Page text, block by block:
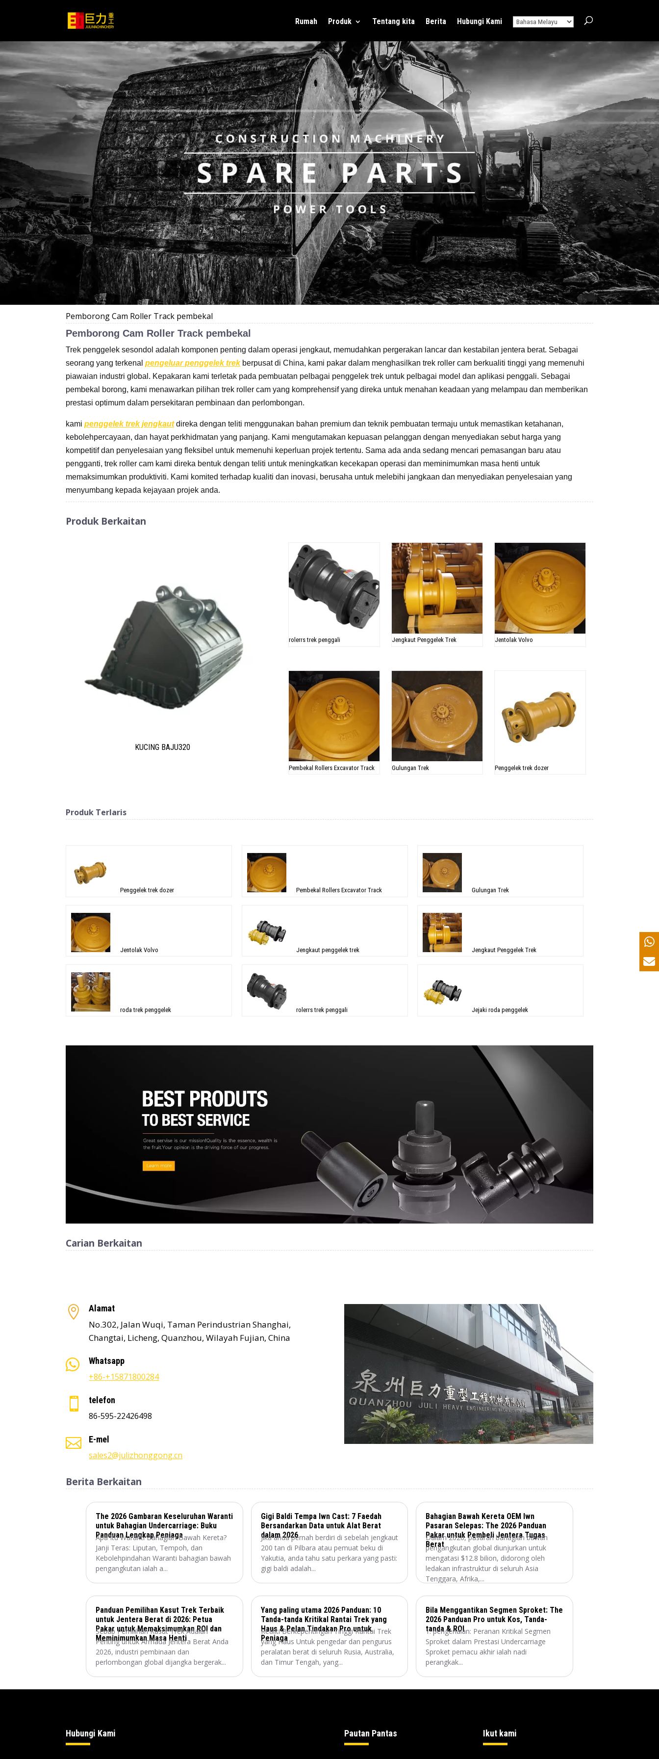
Rumah Produk Tentang kita Berita Hubungi Kami
Pemborong Cam Roller Track pembekal
Pemborong Cam Roller Track pembekal
Trek penggelek sesondol adalah komponen penting dalam operasi jengkaut, memudahkan pergerakan lancar dan kestabilan jentera berat. Sebagai
seorang yang terkenalpengeluar penggelek trekberpusat di China, kami pakar dalam menghasilkan trek roller cam berkualiti tinggi yang memenuhi
piawaian industri global. Kepakaran kami terletak pada pembuatan pelbagai penggelek trek untuk pelbagai model dan aplikasi penggali. Sebagai
pembekal borong, kami menawarkan pilihan trek roller cam yang komprehensif yang direka untuk menahan keadaan yang melampau dan memberikan
prestasi optimum dalam persekitaran pembinaan dan perlombongan.
kamipenggelek trek jengkautdireka dengan teliti menggunakan bahan premium dan teknik pembuatan termaju untuk memastikan ketahanan,
kebolehpercayaan, dan hayat perkhidmatan yang panjang. Kami mengutamakan kepuasan pelanggan dengan menyediakan sebut harga yang
kompetitif dan penyelesaian yang fleksibel untuk memenuhi keperluan projek tertentu. Sama ada anda sedang mencari pemasangan baru atau
pengganti, trek roller cam kami direka bentuk dengan teliti untuk meningkatkan kecekapan operasi dan meminimumkan masa henti untuk
memaksimumkan produktiviti. Kami komited terhadap kualiti dan inovasi, berusaha untuk melebihi jangkaan dan menyediakan penyelesaian yang
menyumbang kepada kejayaan projek anda.
Produk Berkaitan
KUCING BAJU320
rolerrs trek penggali Jengkaut Penggelek Trek Jentolak Volvo
Pembekal Rollers Excavator Track Gulungan Trek Penggelek trek dozer
Produk Terlaris
Penggelek trek dozer Pembekal Rollers Excavator Track Gulungan Trek
Jentolak Volvo Jengkaut penggelek trek Jengkaut Penggelek Trek
roda trek penggelek rolerrs trek penggali Jejaki roda penggelek
Carian Berkaitan
 Alamat
No.302, Jalan Wuqi, Taman Perindustrian Shanghai,
Changtai, Licheng, Quanzhou, Wilayah Fujian, China
 Whatsapp
+86-+15871800284
 telefon
86-595-22426498
 E-mel
sales2@julizhonggong.cn
Berita Berkaitan
The 2026 Gambaran Keseluruhan Waranti
untuk Bahagian Undercarriage: Buku
Panduan Lengkap Peniaga
Apa Itu Waranti Bahagian Bawah Kereta?
Janji Teras: Liputan, Tempoh, dan
Kebolehpindahan Waranti bahagian bawah
pengangkutan ialah a...
Panduan Pemilihan Kasut Trek Terbaik
untuk Jentera Berat di 2026: Petua
Pakar untuk Memaksimumkan ROI dan
Meminimumkan Masa Henti
Sebab Pemilihan Kasut Trek Adalah
Penting untuk Armada Jentera Berat Anda
2026, industri pembinaan dan
perlombongan global dijangka bergerak...
Gigi Baldi Tempa lwn Cast: 7 Faedah
Bersandarkan Data untuk Alat Berat
dalam 2026
Jika anda pernah berdiri di sebelah jengkaut
200 tan di Pilbara atau pemuat beku di
Yakutia, anda tahu satu perkara yang pasti:
gigi baldi adalah...
Yang paling utama 2026 Panduan: 10
Tanda-tanda Kritikal Rantai Trek yang
Haus & Pelan Tindakan Pro untuk
Peniaga
Realiti Berkepentingan Tinggi Rantai Trek
yang Haus Untuk pengedar dan pengurus
peralatan berat di seluruh Rusia, Australia,
dan Timur Tengah, yang...
Bahagian Bawah Kereta OEM lwn
Pasaran Selepas: The 2026 Panduan
Pakar untuk Pembeli Jentera Tugas
Berat
Dalam 2026, pasaran bahagian bawah
pengangkutan global diunjurkan untuk
mengatasi $12.8 bilion, didorong oleh
ledakan infrastruktur di seluruh Asia
Tenggara, Afrika,...
Bila Menggantikan Segmen Sproket: The
2026 Panduan Pro untuk Kos, Tanda-
tanda & ROI
1. pengenalan: Peranan Kritikal Segmen
Sproket dalam Prestasi Undercarriage
Sproket pemacu akhir ialah nadi
perangkak...
Hubungi Kami Pautan Pantas Ikut kami